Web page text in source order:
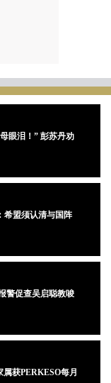
眼泪！” 彭苏丹劝
希盟须认清与国阵
警促查吴启聪教唆
获PERKESO每月